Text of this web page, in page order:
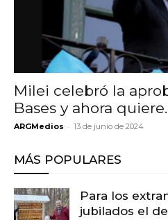
Milei celebró la
Bases y ahora
ARGMedios - 13 de junio de 2024
MÁS POPULARES
Para los
jubilados el